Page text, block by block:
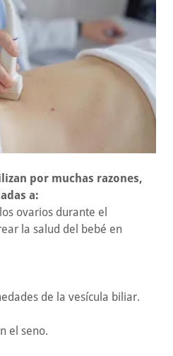
por muchas razones,
a:
ovarios durante el
la salud del bebé en
de la vesícula biliar.
el seno.